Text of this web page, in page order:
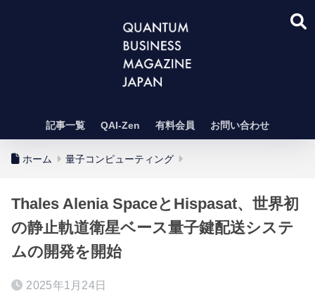
記事一覧 QAI-Zen 有料会員 お問い合わせ
ホーム 量子コンピューティング
Thales Alenia SpaceとHispasat、世界初
の静止軌道衛星ベース量子鍵配送システ
ムの開発を開始
2025年1月24日